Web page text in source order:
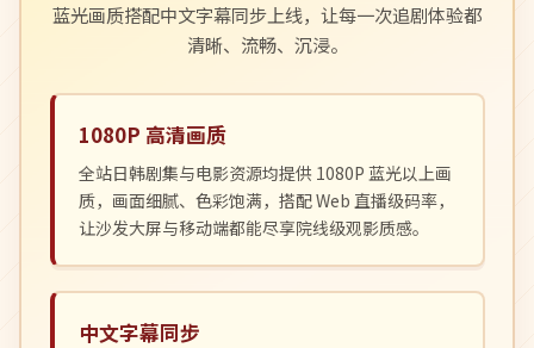
蓝光画质搭配中文字幕同步上线，让每一次追剧体验都
清晰、流畅、沉浸。
1080P 高清画质
全站日韩剧集与电影资源均提供 1080P 蓝光以上画
质，画面细腻、色彩饱满，搭配 Web 直播级码率，
让沙发大屏与移动端都能尽享院线级观影质感。
中文字幕同步